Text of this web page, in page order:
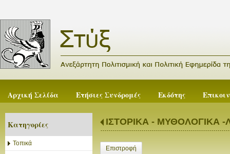
Αρχική Σελίδα Ετήσιες Συνδρομές Εκδότης
Κατηγορίες
Τοπικά
ΙΣΤΟΡΙΚΑ - ΜΥΘΟΛΟΓΙΚΑ -
Επιστροφή